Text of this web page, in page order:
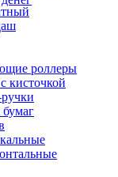
роллеры
кисточкой